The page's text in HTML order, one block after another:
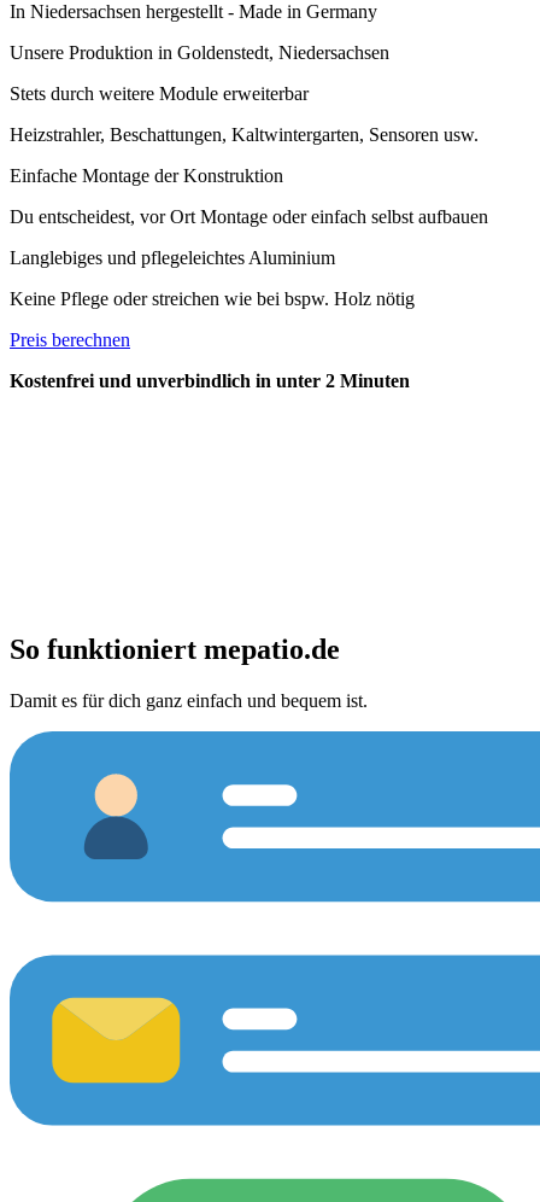
In Niedersachsen hergestellt - Made in Germany
Unsere Produktion in Goldenstedt, Niedersachsen
Stets durch weitere Module erweiterbar
Heizstrahler, Beschattungen, Kaltwintergarten, Sensoren usw.
Einfache Montage der Konstruktion
Du entscheidest, vor Ort Montage oder einfach selbst aufbauen
Langlebiges und pflegeleichtes Aluminium
Keine Pflege oder streichen wie bei bspw. Holz nötig
Preis berechnen
Kostenfrei und unverbindlich in unter 2 Minuten
So funktioniert mepatio.de
Damit es für dich ganz einfach und bequem ist.